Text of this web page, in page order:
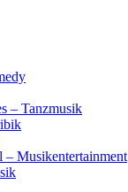
– Tanzmusik
– Musikentertainment